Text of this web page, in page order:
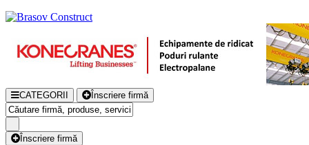
CATEGORII Înscriere firmă
Înscriere firmă